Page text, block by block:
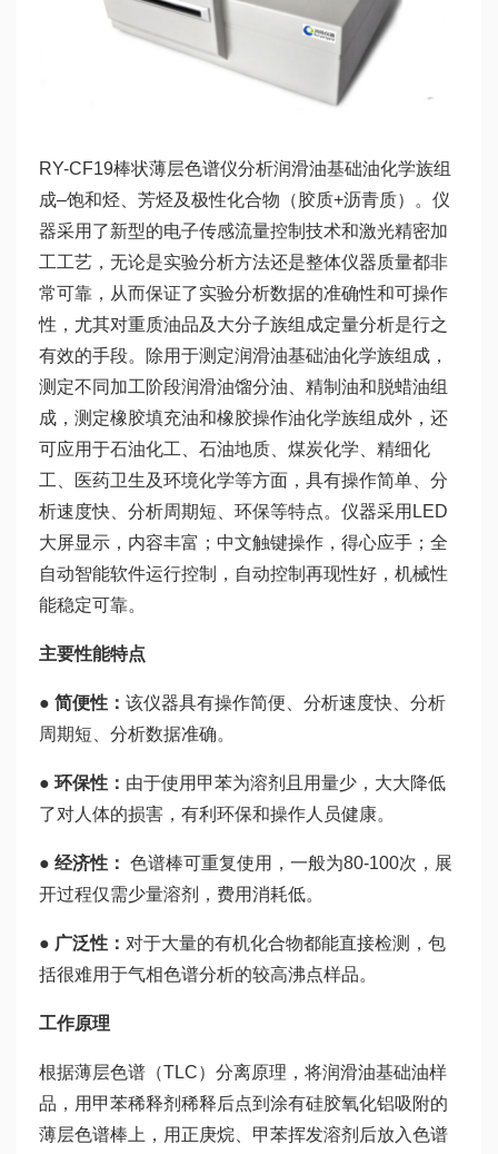
RY-CF19棒状薄层色谱仪分析润滑油基础油化学族组
成–饱和烃、芳烃及极性化合物（胶质+沥青质）。仪
器采用了新型的电子传感流量控制技术和激光精密加
工工艺，无论是实验分析方法还是整体仪器质量都非
常可靠，从而保证了实验分析数据的准确性和可操作
性，尤其对重质油品及大分子族组成定量分析是行之
有效的手段。除用于测定润滑油基础油化学族组成，
测定不同加工阶段润滑油馏分油、精制油和脱蜡油组
成，测定橡胶填充油和橡胶操作油化学族组成外，还
可应用于石油化工、石油地质、煤炭化学、精细化
工、医药卫生及环境化学等方面，具有操作简单、分
析速度快、分析周期短、环保等特点。仪器采用LED
大屏显示，内容丰富；中文触键操作，得心应手；全
自动智能软件运行控制，自动控制再现性好，机械性
能稳定可靠。
主要性能特点
● 简便性： 该仪器具有操作简便、分析速度快、分析
周期短、分析数据准确。
● 环保性： 由于使用甲苯为溶剂且用量少，大大降低
了对人体的损害，有利环保和操作人员健康。
● 经济性： 色谱棒可重复使用，一般为80-100次，展
开过程仅需少量溶剂，费用消耗低。
● 广泛性： 对于大量的有机化合物都能直接检测，包
括很难用于气相色谱分析的较高沸点样品。
工作原理
根据薄层色谱（TLC）分离原理，将润滑油基础油样
品，用甲苯稀释剂稀释后点到涂有硅胶氧化铝吸附的
薄层色谱棒上，用正庚烷、甲苯挥发溶剂后放入色谱